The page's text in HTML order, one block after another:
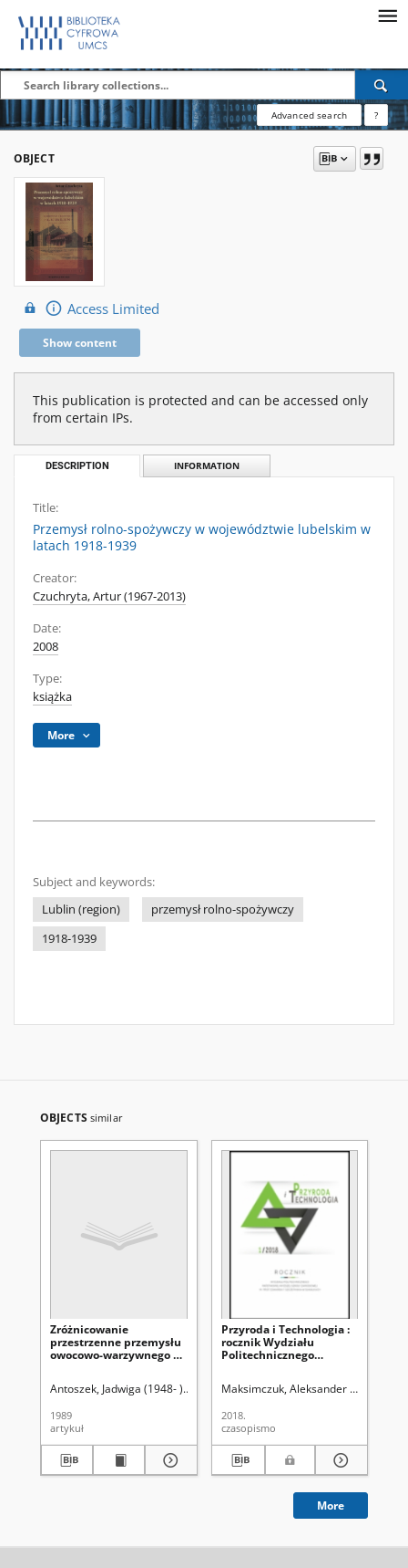
Advanced search ?
OBJECT
Access Limited
Show content
This publication is protected and can be accessed only
from certain IPs.
DESCRIPTION INFORMATION
Title:
Przemysł rolno-spożywczy w województwie lubelskim w
latach 1918-1939
Creator:
Czuchryta, Artur (1967-2013)
Date:
2008
Type:
książka
More
Subject and keywords:
Lublin (region)
przemysł rolno-spożywczy
1918-1939
OBJECTS similar
Zróżnicowanie
przestrzenne przemysłu
owocowo-warzywnego w
Antoszek, Jadwiga (1948- )
Świć, Halina Uniwersytet Marii Curie-
1989
artykuł
Przyroda i Technologia :
rocznik Wydziału
Politechnicznego
prof. Edwarda F.
naczelny Aleksander
Maksimczuk. R. 1 (2018)
Maksimczuk, Aleksander (1949- ).
2018.
czasopismo
More